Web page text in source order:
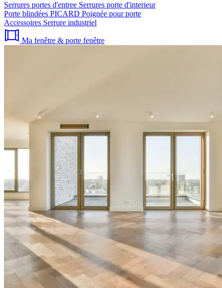
Serrures portes d'entree Serrures porte d'interieur
Porte blindées PICARD Poignée pour porte
Accessoires Serrure industriel
Ma fenêtre & porte fenêtre